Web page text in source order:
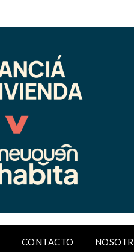
CONTACTO